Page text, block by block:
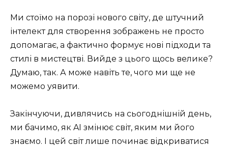
Ми стоїмо на порозі нового світу, де штучний
інтелект для створення зображень не просто
допомагає, а фактично формує нові підходи та
стилі в мистецтві. Вийде з цього щось велике?
Думаю, так. А може навіть те, чого ми ще не
можемо уявити.
Закінчуючи, дивлячись на сьогоднішній день,
ми бачимо, як AI змінює світ, яким ми його
знаємо. І цей світ лише починає відкриватися